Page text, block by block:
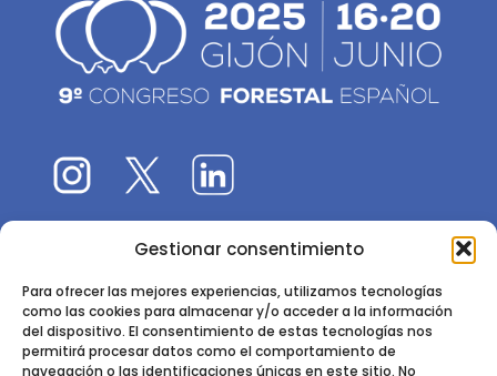
Gestionar consentimiento
Para ofrecer las mejores experiencias, utilizamos tecnologías
como las cookies para almacenar y/o acceder a la información
del dispositivo. El consentimiento de estas tecnologías nos
permitirá procesar datos como el comportamiento de
navegación o las identificaciones únicas en este sitio. No
El 9CFE es una actividad promovida por laSociedad
Instituto de Ciencias Forestales, INIA-CSIC
Ctra. de la Coruña km 7,5 - 28040 Madrid